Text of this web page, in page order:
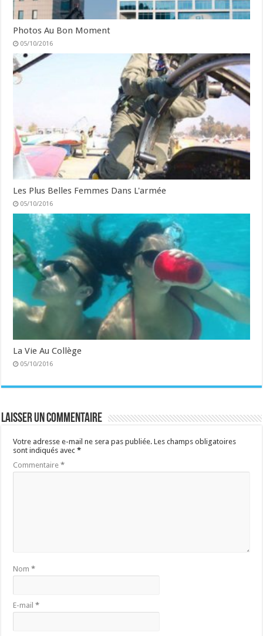
Photos Au Bon Moment
05/10/2016
Les Plus Belles Femmes Dans L'armée
05/10/2016
La Vie Au Collège
05/10/2016
Laisser un commentaire
Votre adresse e-mail ne sera pas publiée. Les champs obligatoires
sont indiqués avec*
Commentaire*
Nom*
E-mail*